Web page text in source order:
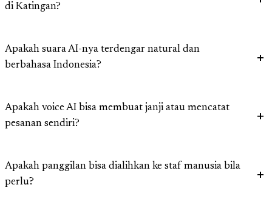
di Katingan?
Apakah suara AI-nya terdengar natural dan
berbahasa Indonesia?
Apakah voice AI bisa membuat janji atau mencatat
pesanan sendiri?
Apakah panggilan bisa dialihkan ke staf manusia bila
perlu?